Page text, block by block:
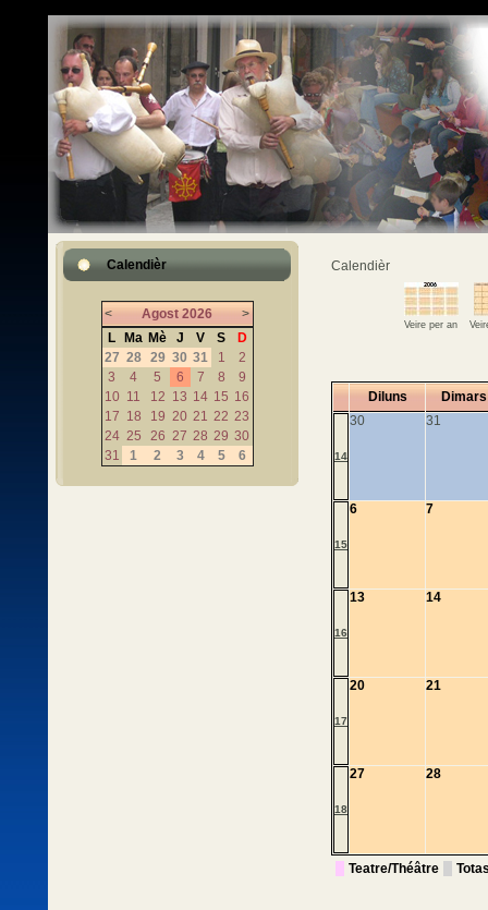
Calendièr
< Agost 2026
>
L
Ma Mè J V S
D
27 28 29 30 31 1
2
3
4 5 6 7 8
9
10 11 12 13 14 15 16
17 18 19 20 21 22 23
24 25 26 27 28 29 30
31
1 2 3 4 5 6
Calendièr
Veire per an
Diluns Dimars
14
30 31
15
6 7
16
13 14
17
20 21
18
27 28
Teatre/Théâtre